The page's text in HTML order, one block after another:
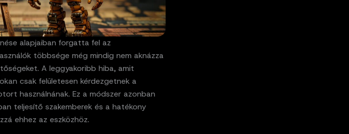
alapjaiban forgatta fel az
többsége még mindig nem aknázza
A leggyakoribb hiba, amit
csak felületesen kérdezgetnek a
használnának. Ez a módszer azonban
teljesítő szakemberek és a hatékony
ehhez az eszközhöz.